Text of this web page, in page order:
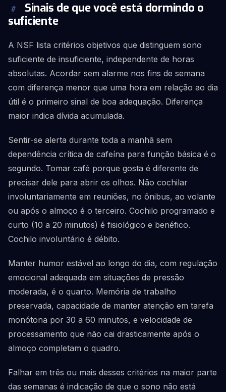
#
Sinais de que você está dormindo o
suficiente
A NSF lista critérios objetivos que distinguem sono
suficiente de insuficiente, independente de horas
absolutas. Acordar sem alarme nos fins de semana
com diferença menor que uma hora em relação ao dia
útil é o primeiro sinal de boa adequação. Diferença
maior indica dívida acumulada.
Sentir-se alerta durante toda a manhã sem
dependência crítica de cafeína para função básica é o
segundo. Tomar café porque gosta é diferente de
precisar dele para abrir os olhos. Não cochilar
involuntariamente em reuniões, no ônibus, ao volante
ou após o almoço é o terceiro. Cochilo programado e
curto (10 a 20 minutos) é fisiológico e benéfico.
Cochilo involuntário é débito.
Manter humor estável ao longo do dia, com regulação
emocional adequada em situações de pressão
moderada, é o quarto. Memória de trabalho
preservada, capacidade de manter atenção em tarefa
monótona por 30 a 60 minutos, e velocidade de
processamento que não cai drasticamente após o
almoço completam o quadro.
Falhar em três ou mais desses critérios na maior parte
das semanas é indicação de que o sono não está